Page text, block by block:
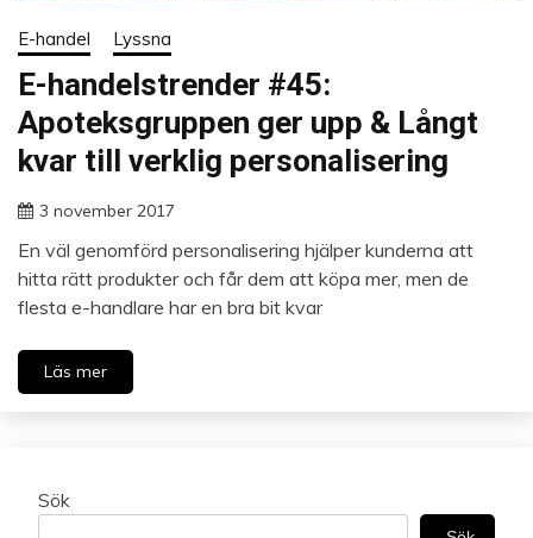
E-handel Lyssna
E-handelstrender #45:
Apoteksgruppen ger upp & Långt
kvar till verklig personalisering
3 november 2017
En väl genomförd personalisering hjälper kunderna att
hitta rätt produkter och får dem att köpa mer, men de
flesta e-handlare har en bra bit kvar
Läs mer
Sök